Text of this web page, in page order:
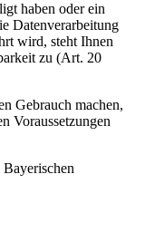
haben oder ein
Datenverarbeitung
wird, steht Ihnen
zu (Art. 20
Gebrauch machen,
Voraussetzungen